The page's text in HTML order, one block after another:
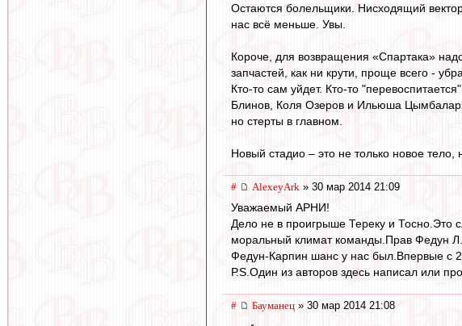
Остаются болельщики. Нисходящий
нас всё меньше. Увы.
Короче, для возвращения «Спартака»
запчастей, как ни крути, проще всего -
Кто-то сам уйдет. Кто-то
Блинов, Коля Озеров и Ильюша
но стерты в главном.
Новый стадио – это не только новое тело,
# AlexeyArk » 30 мар 2014 21:09
Уважаемый АРНИ!
Дело не в проигрыше Тереку и Тосно.Это
моральный климат команды.Прав Федун
Федун-Карпин шанс у нас был.Впервые с
Р.S.Один из авторов здесь написал или
# Бауманец » 30 мар 2014 21:08